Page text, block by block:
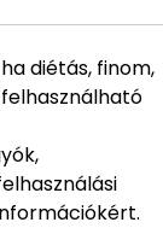
diétás, finom,